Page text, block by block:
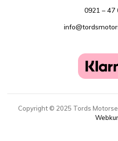
0921 – 47
Copyright © 2025 Tords